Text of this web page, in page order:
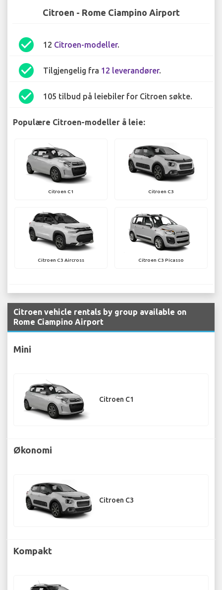
Citroen - Rome Ciampino Airport
check_circle 12 Citroen-modeller.
check_circle Tilgjengelig fra 12 leverandører.
check_circle 105 tilbud på leiebiler for Citroen søkte.
Populære Citroen-modeller å leie:
Citroen C1 Citroen C3
Citroen C3 Aircross Citroen C3 Picasso
Citroen vehicle rentals by group available on
Rome Ciampino Airport
Mini
Citroen C1
Økonomi
Citroen C3
Kompakt